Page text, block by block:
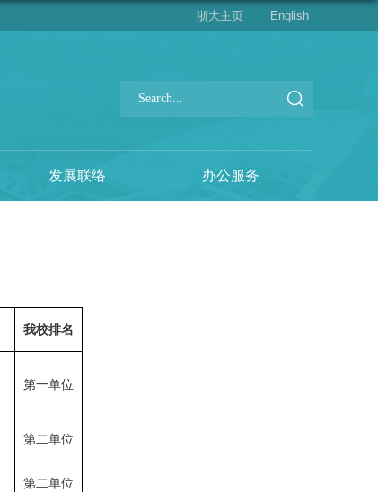
浙大主页 English
发展联络 办公服务
我校排名
第一单位
第二单位
第二单位